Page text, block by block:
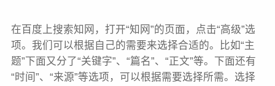
在百度上搜索知网，打开“知网”的页面，点击“高级”选
项。我们可以根据自己的需要来选择合适的。比如“主
题”下面又分了“关键字”、“篇名”、“正文”等。下面还有
“时间”、“来源”等选项，可以根据需要选择所需。选择